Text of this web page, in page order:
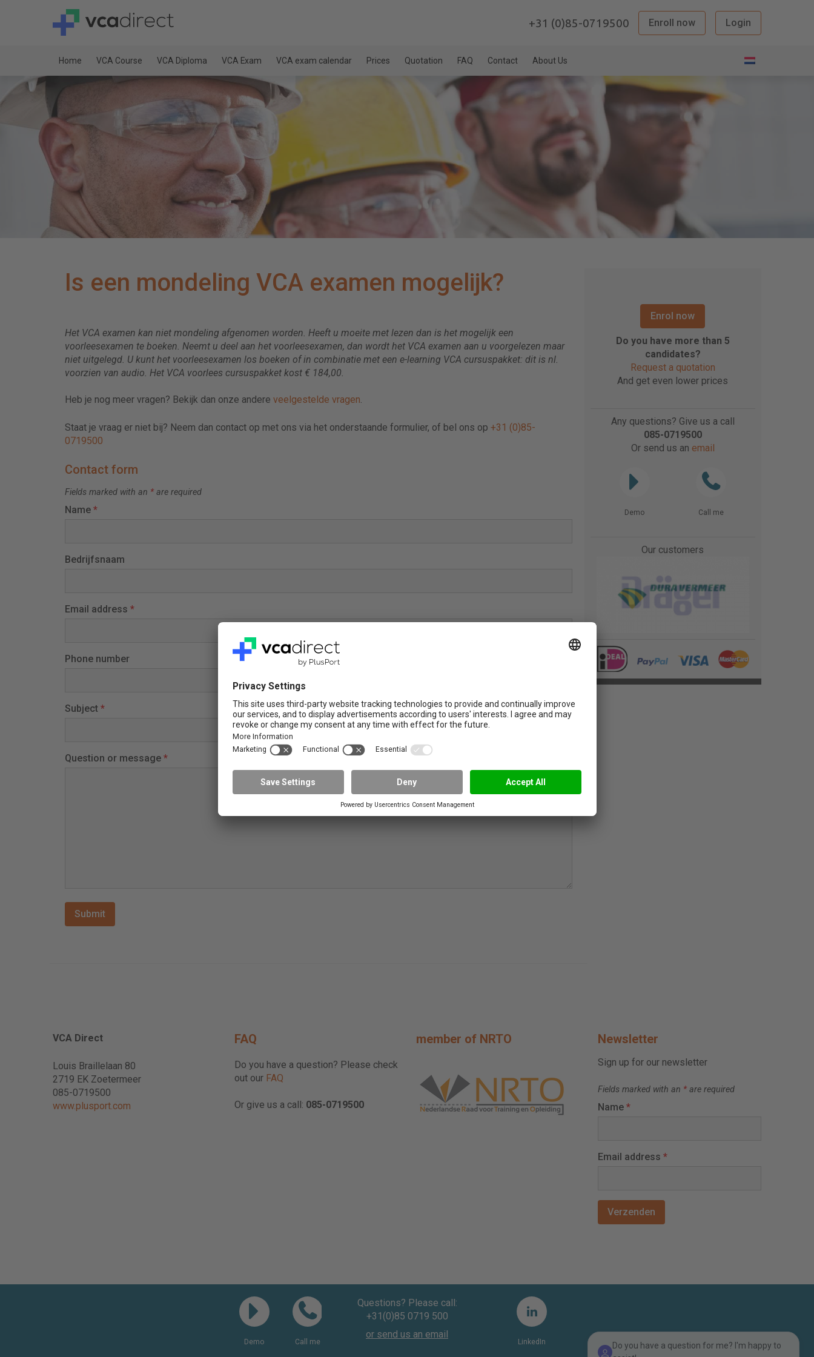
+31 (0)85-0719500 Enroll now Login
Home VCA Course VCA Diploma VCA Exam VCA exam calendar Prices Quotation FAQ Contact About Us
Is een mondeling VCA examen mogelijk?
Het VCA examen kan niet mondeling afgenomen worden. Heeft u moeite met lezen dan is het mogelijk een
voorleesexamen te boeken. Neemt u deel aan het voorleesexamen, dan wordt het VCA examen aan u voorgelezen maar
niet uitgelegd. U kunt het voorleesexamen los boeken of in combinatie met een e-learning VCA cursuspakket: dit is nl.
voorzien van audio. Het VCA voorlees cursuspakket kost € 184,00.
Heb je nog meer vragen? Bekijk dan onze andere veelgestelde vragen.
Staat je vraag er niet bij? Neem dan contact op met ons via het onderstaande formulier, of bel ons op +31 (0)85-
0719500
Contact form
Fields marked with an * are required
Name *
Bedrijfsnaam
Email address *
Phone number
Subject *
Question or message *
Enrol now
Do you have more than 5
candidates?
Request a quotation
And get even lower prices
Any questions? Give us a call
085-0719500
Or send us an email
Demo Call me
Our customers
VCA Direct
Louis Braillelaan 80
2719 EK Zoetermeer
085-0719500
www.plusport.com
FAQ
Do you have a question? Please check
out our FAQ
Or give us a call: 085-0719500
member of NRTO Newsletter
Sign up for our newsletter
Fields marked with an * are required
Name *
Email address *
Demo Call me
Questions? Please call:
+31(0)85 0719 500
or send us an email
LinkedIn
Do you have a question for me? I'm happy to